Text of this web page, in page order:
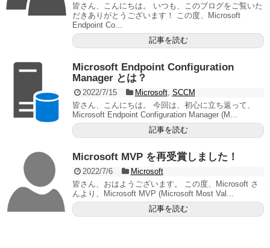
皆さん、こんにちは。 いつも、このブログをご覧いた
だきありがとうございます！ この度、Microsoft
Endpoint Co...
記事を読む
Microsoft Endpoint Configuration
Manager とは？
2022/7/15 Microsoft, SCCM
皆さん、こんにちは。 今回は、初心に立ち返って、
Microsoft Endpoint Configuration Manager (M...
記事を読む
Microsoft MVP を再受賞しました！
2022/7/6
Microsoft
皆さん、おはようございます。 この度、Microsoft さ
んより、Microsoft MVP (Microsoft Most Val...
記事を読む